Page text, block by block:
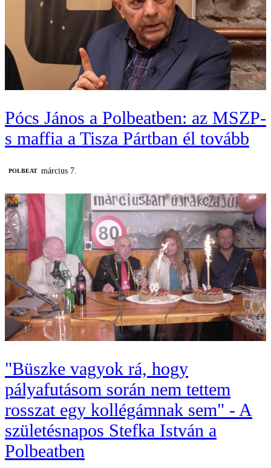
Pócs János a Polbeatben: az MSZP-
s maffia a Tisza Pártban él tovább
‎POLBEAT március 7.
"Büszke vagyok rá, hogy
pályafutásom során nem tettem
rosszat egy kollégámnak sem" - A
születésnapos Stefka István a
Polbeatben